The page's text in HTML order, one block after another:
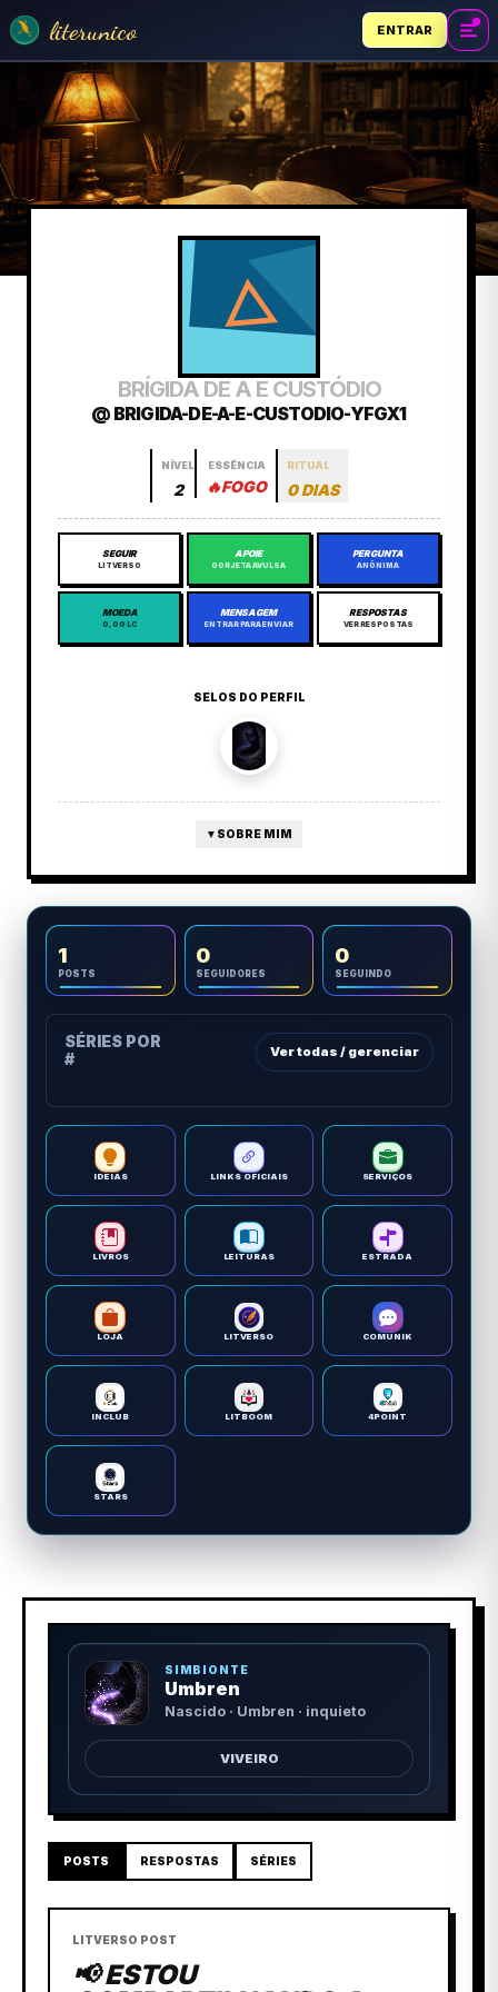
literunico ENTRAR
BRÍGIDA DE A E CUSTÓDIO
@ BRIGIDA-DE-A-E-CUSTODIO-YFGX1
NÍVEL
2
ESSÊNCIA
🔥FOGO
RITUAL
0 DIAS
SEGUIR
LITVERSO
APOIE
GORJETA AVULSA
PERGUNTA
ANÔNIMA
MOEDA
0,00 LC
MENSAGEM
ENTRAR PARA ENVIAR
RESPOSTAS
VER RESPOSTAS
SELOS DO PERFIL
▼ SOBRE MIM
1
POSTS
0
SEGUIDORES
0
SEGUINDO
SÉRIES POR
#
Ver todas / gerenciar
IDEIAS LINKS OFICIAIS SERVIÇOS
LIVROS LEITURAS ESTRADA
LOJA LITVERSO COMUNIK
INCLUB LITBOOM 4POINT
STARS
SIMBIONTE
Umbren
Nascido · Umbren · inquieto
VIVEIRO
POSTS RESPOSTAS SÉRIES
LITVERSO POST
📢 ESTOU